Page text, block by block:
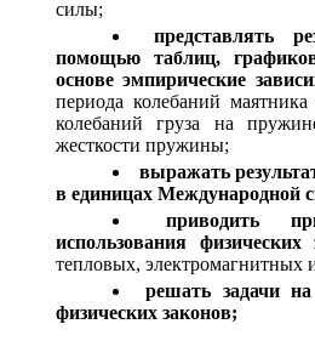
силы;
представлять
помощью таблиц,
основе эмпирические
периода колебаний
колебаний груза на
жесткости пружины;
выражать
в единицах Международной
приводить
использования
тепловых, электромагнитных
решать задачи
физических законов;